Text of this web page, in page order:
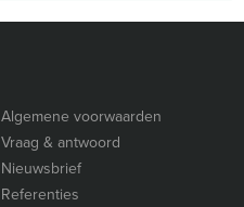
Algemene voorwaarden
Vraag & antwoord
Nieuwsbrief
Referenties